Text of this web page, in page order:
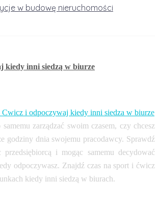
w budowę nieruchomości
kiedy inni siedzą w biurze
zarządzać swoim czasem, czy chcesz
godziny dnia swojemu pracodawcy. Sprawdź
przedsiębiorcą i mogąc samemu decydować
odpoczywasz. Znajdź czas na sport i ćwicz
kiedy inni siedzą w biurach.